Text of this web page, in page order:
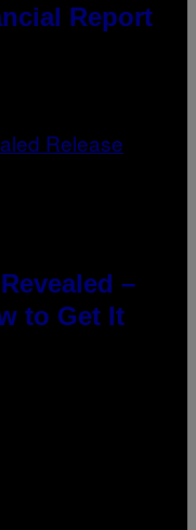
Report
–
to Get It